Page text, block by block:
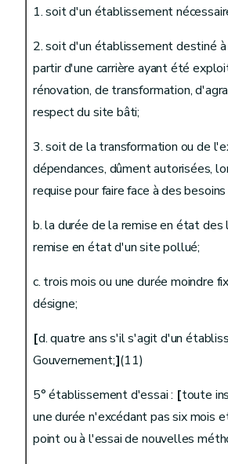
Recours
Transformation et extension d'un
Etablissements mobiles
VII
Contenu et effets du permis
première
Contenu de la décision
2 Effets du permis
3 Durée de validité du permis
1. soit d'un établissement
2. soit d'un établissement destiné
partir d'une carrière ayant été
rénovation, de transformation,
respect du site bâti;
3. soit de la transformation ou de
dépendances, dûment autorisées,
requise pour faire face à des
b. la durée de la remise en état
remise en état d'un site pollué;
c. trois mois ou une durée moindre
désigne;
[d. quatre ans s'il s'agit d'un
Gouvernement;](11)
5° établissement d'essai : [toute
une durée n'excédant pas six mois
point ou à l'essai de nouvelles